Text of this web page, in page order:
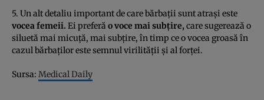
5. Un alt detaliu important de care bărbaţii sunt atraşi este
vocea femeii. Ei preferă o voce mai subţire,care sugerează o
siluetă mai micuţă, mai subţire, în timp ce o vocea groasă în
cazul bărbaţilor este semnul virilităţii şi al forţei.
Sursa: Medical Daily